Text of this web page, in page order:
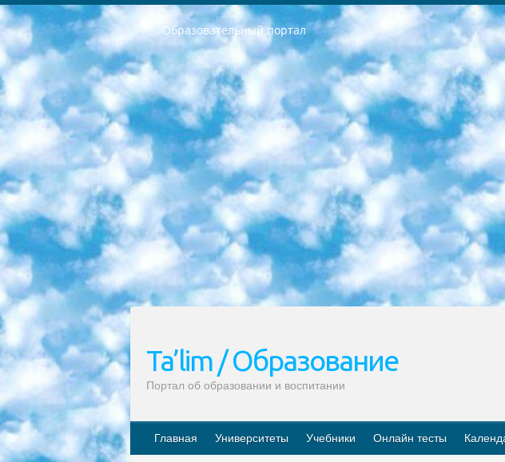
Образовательный портал
РЕСПУБЛИКА УЗБЕКИСТАН МИНИСТРЕРСТВО ДОШКОЛЬНОГО И ШКОЛЬНОГО ОБРАЗОВАНИЯ КОМАНДА в общеобразовательных учреждениях в 2023-2024 учебном году организация и проведение итоговой государственной аттестации обучающихся о Министра дошкольного и школьного образования Республики Узбекистан от 4 марта 2008 года (постановлением Минюста от 20 марта 2008 года № 1778 государственной регистрации) «Итоговое состояние учащихся общего среднего образования на основании положения об утверждении положения об аттестации общего среднего образования выпускной экзамен студентов в образовательных учреждениях в 2023-2024 учебном году В целях организации и прохождения аттестации приказываю: 1. Следующее: перечень предметов, по которым будет проводиться итоговая государственная аттестация и экзамен формы перевода согласно приложению 1; сертификаты международного образца, оценивающие уровень владения иностранными языками перечень согласно приложению 2; 2. Педагогический при специализированных образовательных учреждениях. научно-практический центр квалификации и международной оценки (Д.Давидова) 2024 г. До 25 марта: задания по предметам, по которым будет проводиться итоговая аттестация разработка и утверждение технических условий; итоговая аттестация на основании разработанного предметного задания разработка вопросов по предметам (устно и письменно), экзамен передача; общеобразовательные средние школы и специальные учебные заведения учащиеся выпускных классов школ и интернатов в агентской системе подготовка базы данных экзаменационных материалов и критериев оценки; перевод базы экзаменационных материалов на все языки обучения подать в Республиканский образовательный центр для изготовления; варианты экзаменов на основе разработанных контрольных материалов пусть будут поставлены задачи формирования. 3. Республиканский образовательный центр (Ш.Худайкулов) до 5 апреля 2024 года. до: база данных предоставленных экзаменационных материалов на все языки обучения перевод и экспертиза; для слепых, слабовидящих, глухих, слабослышащих и умственно отсталых детей учащиеся выпускных классов специализированных школ и школ-интернатов база данных экзаменационных материалов на всех преподаваемых языках подготовка критериев оценки; специализированные школы для умственно отсталых детей и технологии для учащихся выпускных классов школ-интернатов разработка соответствующих рекомендаций и критериев проведения ЕГЭ по естествознанию давать задания. 4. Педагогический при специализированных образовательных учреждениях. Научно-практический центр навыков и международной оценки (Д.Давидова), Республика образовательный центр (Худайкулов Ш.) итоговый государственный аттестационный экзамен ориентирован на творческое и логическое мышление при подготовке базы материалов учитывать введение заданий. 5. Следует отметить, что: сертификат государственного образца о знании общеобразовательного предмета и как минимум национальный уровень B1 по предметам на иностранных языках, указанным в Приложении 2. или международно признанный сертификат эквивалентного уровня студенты, изучающие определенный предмет, освобождаются от экзамена; по соответствующим предметам запланирована итоговая государственная аттестация за день до дня, путем жеребьевки Рабочей группой (в письменной форме по предметам, проводимым в форме) из числа сформированных вариантов выбрано 2 варианта; 2 выбранных варианта экзамена анонсированы на официальном сайте министерства и все выпускники по всей стране на основе этих вариантов проводит итоговую государственную аттестацию. 6. Государственное образование учащихся средних общеобразовательных учреждений. знания в соответствии с квалификационными требованиями, которые необходимо приобрести на основании стандартов итоговый (выпускной) контроль для 9 и 11 классов в целях тестирования Экзамены (далее – экзамены) состоят из предметов, перечисленных в приложении 1. будет сделано. 7. Экзамены пройдут с 26 мая по 15 июня 2024 г. (кроме науки физического воспитания). 8. Физическая для учащихся 9 классов общесредних образовательных учреждений. Экзамены по предмету «Образование, квалификация медицина» 1-6 мая 2024 года. сотрудники перевести под присмотр (с отклонениями в физическом или умственном развитии) специализированная школа для детей, школы-интернаты и со сколиозом школы-интернаты санаторного типа для больных детей исключены). 9. Он был слепым, слабовидящим
Ta’lim / Образование
Портал об образовании и воспитании
Главная Университеты Учебники Онлайн тесты